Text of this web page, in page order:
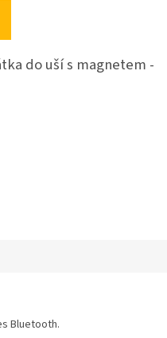
do uší s magnetem -
Bluetooth.